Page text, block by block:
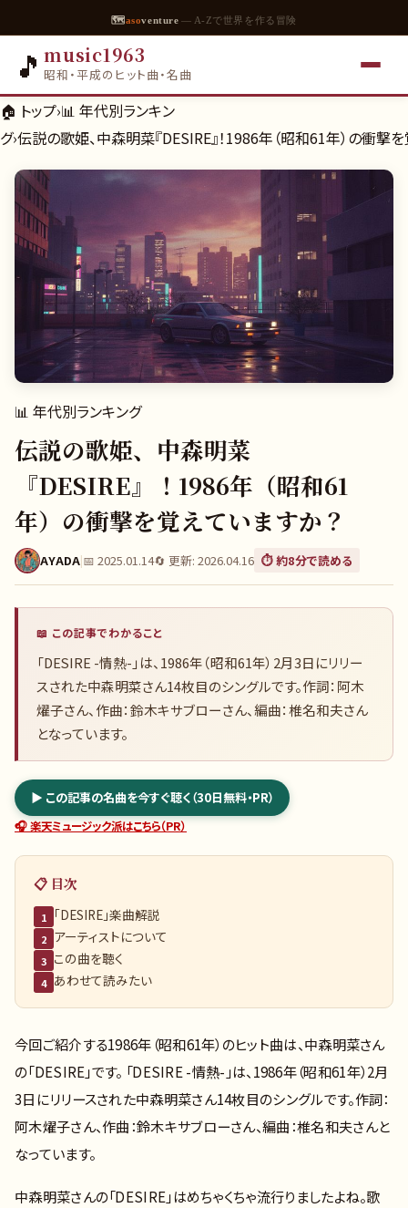
🗺asoventure — A-Zで世界を作る冒険
🎵 music1963
昭和・平成のヒット曲・名曲
🏠 トップ›📊 年代別ランキン
グ›伝説の歌姫、中森明菜『DESIRE』！1986年（昭和61年）の衝撃
📊 年代別ランキング
伝説の歌姫、中森明菜
『DESIRE』！1986年（昭和61
年）の衝撃を覚えていますか？
AYADA|📅 2025.01.14🔄 更新: 2026.04.16 ⏱️ 約8分で読める
📖 この記事でわかること
「DESIRE -情熱-」は、1986年（昭和61年）2月3日にリリー
スされた中森明菜さん14枚目のシングルです。作詞：阿木
燿子さん、作曲：鈴木キサブローさん、編曲：椎名和夫さん
となっています。
▶ この記事の名曲を今すぐ聴く（30日無料・PR）
🎧 楽天ミュージック派はこちら（PR）
📋 目次
1 「DESIRE」楽曲解説
2 アーティストについて
3 この曲を聴く
4 あわせて読みたい
今回ご紹介する1986年（昭和61年）のヒット曲は、中森明菜さん
の「DESIRE」です。 「DESIRE -情熱-」は、1986年（昭和61年）2月
3日にリリースされた中森明菜さん14枚目のシングルです。作詞：
阿木燿子さん、作曲：鈴木キサブローさん、編曲：椎名和夫さんと
なっています。
中森明菜さんの「DESIRE」はめちゃくちゃ流行りましたよね。歌